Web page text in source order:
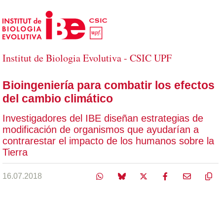
Saltar al contenido principal
Institut de Biologia Evolutiva - CSIC UPF
Bioingeniería para combatir los efectos
del cambio climático
Investigadores del IBE diseñan estrategias de
modificación de organismos que ayudarían a
contrarestar el impacto de los humanos sobre la
Tierra
16.07.2018